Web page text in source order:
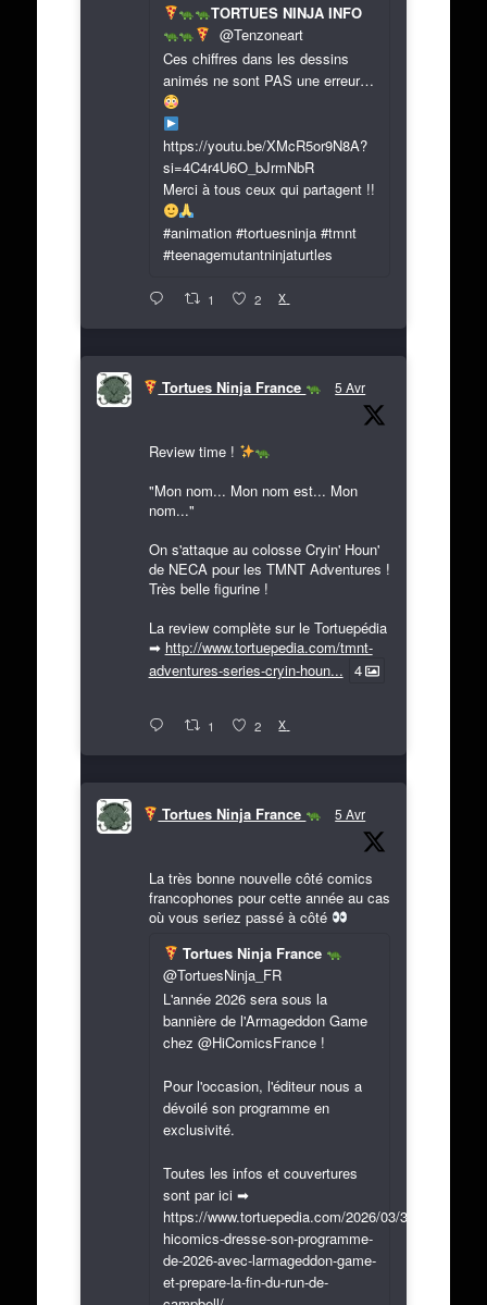
TORTUES NINJA INFO
@Tenzoneart
Ces chiffres dans les dessins
animés ne sont PAS une erreur…
https://youtu.be/XMcR5or9N8A?
si=4C4r4U6O_bJrmNbR
Merci à tous ceux qui partagent !!
#animation #tortuesninja #tmnt
#teenagemutantninjaturtles
1 2 X
Tortues Ninja France 5 Avr
Review time !
"Mon nom... Mon nom est... Mon
nom..."
On s'attaque au colosse Cryin' Houn'
de NECA pour les TMNT Adventures !
Très belle figurine !
La review complète sur le Tortuepédia
➡ http://www.tortuepedia.com/tmnt-
adventures-series-cryin-houn... 4
1 2 X
Tortues Ninja France 5 Avr
La très bonne nouvelle côté comics
francophones pour cette année au cas
où vous seriez passé à côté
Tortues Ninja France
@TortuesNinja_FR
L'année 2026 sera sous la
bannière de l'Armageddon Game
chez @HiComicsFrance !
Pour l'occasion, l'éditeur nous a
dévoilé son programme en
exclusivité.
Toutes les infos et couvertures
sont par ici ➡
https://www.tortuepedia.com/2026/03/31/exclusif-
hicomics-dresse-son-programme-
de-2026-avec-larmageddon-game-
et-prepare-la-fin-du-run-de-